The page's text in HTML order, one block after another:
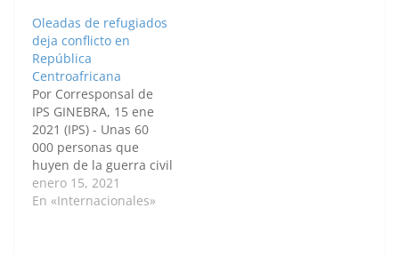
alcaldes y concejales
en el país, justo un
mes después de que la
Cámara de Diputados
aprobara el texto. "Las
democracias son seres
vivos que…
Oleadas de refugiados
deja conflicto en
República
Centroafricana
Por Corresponsal de
IPS GINEBRA, 15 ene
2021 (IPS) - Unas 60
000 personas que
huyen de la guerra civil
en la República
Centroafricana han
enero 15, 2021
En «Internacionales»